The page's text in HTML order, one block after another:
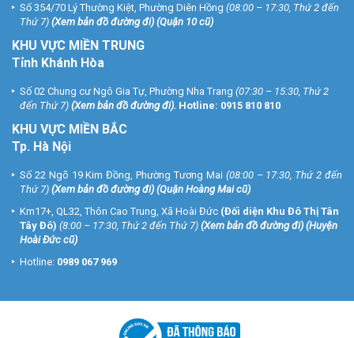
Số 354/70 Lý Thường Kiệt, Phường Diên Hồng (08:00 – 17:30, Thứ 2 đến
Thứ 7) (Xem bản đồ đường đi) (Quận 10 cũ)
KHU VỰC MIỀN TRUNG
Tỉnh Khánh Hòa
Số 02 Chung cư Ngô Gia Tự, Phường Nha Trang (07:30 – 15:30, Thứ 2
đến Thứ 7) (Xem bản đồ đường đi). Hotline: 0915 810 810
KHU VỰC MIỀN BẮC
Tp. Hà Nội
Số 22 Ngõ 19 Kim Đồng, Phường Tương Mai (08:00 – 17:30, Thứ 2 đến
Thứ 7) (Xem bản đồ đường đi) (Quận Hoàng Mai cũ)
Km17+, QL32, Thôn Cao Trung, Xã Hoài Đức (Đối diện Khu Đô Thị Tân
Tây Đô) (8:00 – 17:30, Thứ 2 đến Thứ 7) (Xem bản đồ đường đi) (Huyện
Hoài Đức cũ)
Hotline: 0989 067 969